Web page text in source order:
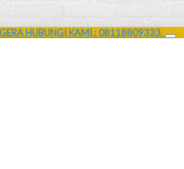
HUBUNGI KAMI : 08118809333.